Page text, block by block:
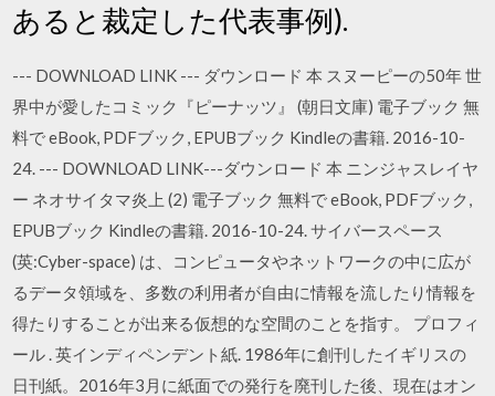
あると裁定した代表事例).
--- DOWNLOAD LINK --- ダウンロード 本 スヌーピーの50年 世
界中が愛したコミック『ピーナッツ』 (朝日文庫) 電子ブック 無
料で eBook, PDFブック, EPUBブック Kindleの書籍. 2016-10-
24. --- DOWNLOAD LINK---ダウンロード 本 ニンジャスレイヤ
ー ネオサイタマ炎上 (2) 電子ブック 無料で eBook, PDFブック,
EPUBブック Kindleの書籍. 2016-10-24. サイバースペース
(英:Cyber-space) は、コンピュータやネットワークの中に広が
るデータ領域を、多数の利用者が自由に情報を流したり情報を
得たりすることが出来る仮想的な空間のことを指す。 プロフィ
ール . 英インディペンデント紙. 1986年に創刊したイギリスの
日刊紙。2016年3月に紙面での発行を廃刊した後、現在はオン